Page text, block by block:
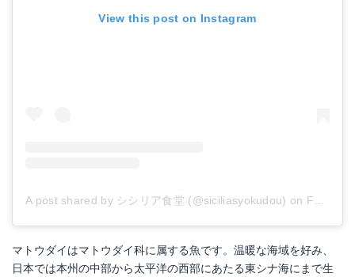
View this post on Instagram
A post shared by シシリア食堂 (@siciliasyokudou) on Feb 16, 2018 at 7:29pm PST
マトウダイはマトウダイ科に属する魚です。温暖な海域を好み、
日本では本州の中部から太平洋の西部にあたる東シナ海にまで生